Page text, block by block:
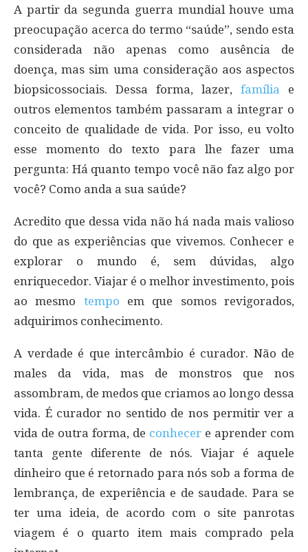
A partir da segunda guerra mundial houve uma
preocupação acerca do termo “saúde”, sendo esta
considerada não apenas como ausência de
doença, mas sim uma consideração aos aspectos
biopsicossociais. Dessa forma, lazer, família e
outros elementos também passaram a integrar o
conceito de qualidade de vida. Por isso, eu volto
esse momento do texto para lhe fazer uma
pergunta: Há quanto tempo você não faz algo por
você? Como anda a sua saúde?
Acredito que dessa vida não há nada mais valioso
do que as experiências que vivemos. Conhecer e
explorar o mundo é, sem dúvidas, algo
enriquecedor. Viajar é o melhor investimento, pois
ao mesmo tempo em que somos revigorados,
adquirimos conhecimento.
A verdade é que intercâmbio é curador. Não de
males da vida, mas de monstros que nos
assombram, de medos que criamos ao longo dessa
vida. É curador no sentido de nos permitir ver a
vida de outra forma, de conhecer e aprender com
tanta gente diferente de nós. Viajar é aquele
dinheiro que é retornado para nós sob a forma de
lembrança, de experiência e de saudade. Para se
ter uma ideia, de acordo com o site panrotas
viagem é o quarto item mais comprado pela